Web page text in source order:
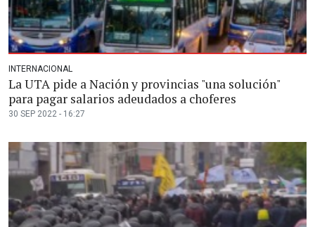
INTERNACIONAL
La UTA pide a Nación y provincias "una solución"
para pagar salarios adeudados a choferes
30 SEP 2022 - 16:27